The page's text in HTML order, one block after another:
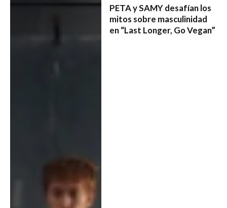
PETA y SAMY desafían los
mitos sobre masculinidad
en “Last Longer, Go Vegan”